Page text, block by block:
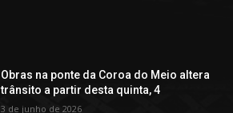
Obras na ponte da Coroa do Meio altera
trânsito a partir desta quinta, 4
3 de junho de 2026